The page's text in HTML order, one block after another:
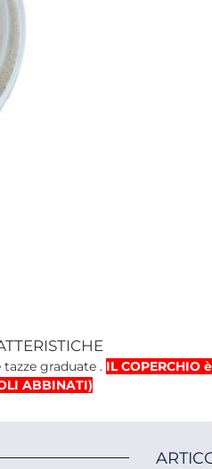
graduate . IL COPERCHIO
ABBINATI)